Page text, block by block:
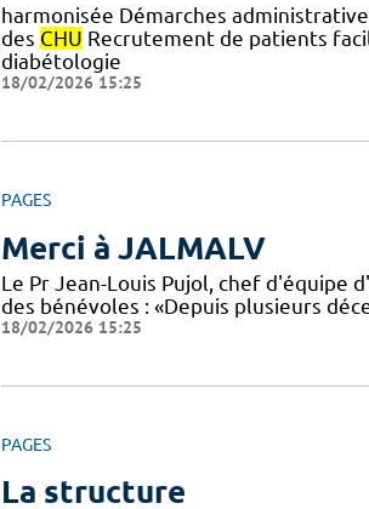
harmonisée Démarches
des CHU Recrutement de patients
diabétologie
18/02/2026 15:25
PAGES
Merci à JALMALV
Le Pr Jean-Louis Pujol, chef d'équipe
des bénévoles : «Depuis plusieurs
18/02/2026 15:25
PAGES
La structure